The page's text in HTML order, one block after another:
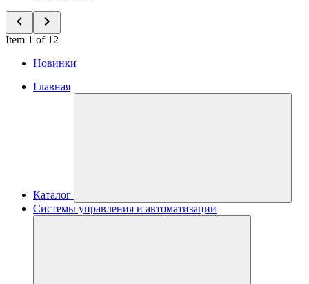
Item 1 of 12
Новинки
Главная
Каталог
Системы управления и автоматизации